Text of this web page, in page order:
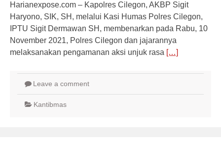
Harianexpose.com – Kapolres Cilegon, AKBP Sigit
Haryono, SIK, SH, melalui Kasi Humas Polres Cilegon,
IPTU Sigit Dermawan SH, membenarkan pada Rabu, 10
November 2021, Polres Cilegon dan jajarannya
melaksanakan pengamanan aksi unjuk rasa […]
Leave a comment
Kantibmas